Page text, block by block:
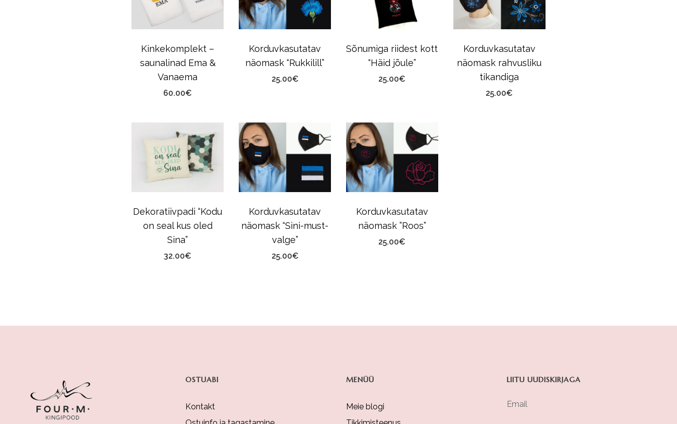
Kinkekomplekt –
saunalinad Ema &
Vanaema
60.00€
Korduvkasutatav
näomask “Rukkilill”
25.00€
Sõnumiga riidest kott
“Häid jõule”
25.00€
Korduvkasutatav
näomask rahvusliku
tikandiga
25.00€
Dekoratiivpadi “Kodu
on seal kus oled
Sina”
32.00€
Korduvkasutatav
näomask “Sini-must-
valge”
25.00€
Korduvkasutatav
näomask ”Roos”
25.00€
OSTUABI
Kontakt
MENÜÜ
Meie blogi
LIITU UUDISKIRJAGA
Email